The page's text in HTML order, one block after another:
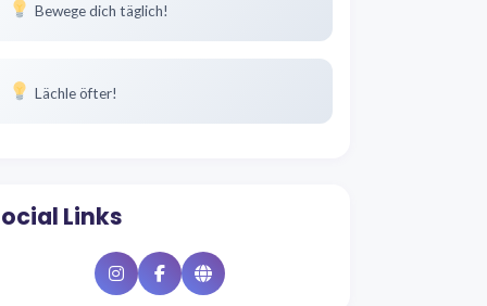
Bewege dich täglich!
Lächle öfter!
Links
InstagramFacebookWebsite